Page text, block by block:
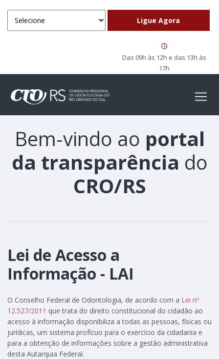
Das 09h às 12h e das 13h às
17h
Bem-vindo ao portal
da transparência do
CRO/RS
Lei de Acesso a
Informação - LAI
O Conselho Federal de Odontologia, de acordo com a Lei nº
12.527/2011 que trata do direito constitucional do cidadão ao
acesso à informação disponibiliza a todas as pessoas, físicas ou
jurídicas, um sistema profícuo para o exercício da cidadania e
para a obtenção de informações sobre a gestão administrativa
desta Autarquia Federal.